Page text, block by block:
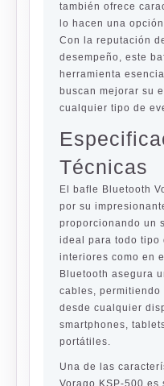
también ofrece
lo hacen una
Con la reputación
desempeño, este
herramienta
buscan mejorar su
cualquier tipo de
Técnicas
El bafle Bluetooth
por su
proporcionando un
ideal para todo tipo
interiores como en
Bluetooth asegura
cables,
desde cualquier
smartphones,
portátiles.
Una de las
Vorago KSP-500